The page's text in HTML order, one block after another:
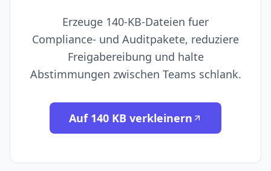
Erzeuge 140-KB-Dateien fuer
Compliance- und Auditpakete, reduziere
Freigabereibung und halte
Abstimmungen zwischen Teams schlank.
Auf 140 KB verkleinern